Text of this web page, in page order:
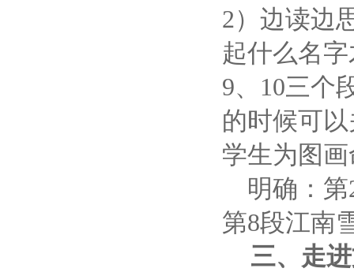
2）边读边
起什么名
9、 10三个
的时候可
学生为图
明确：第
第8段江南
三、走